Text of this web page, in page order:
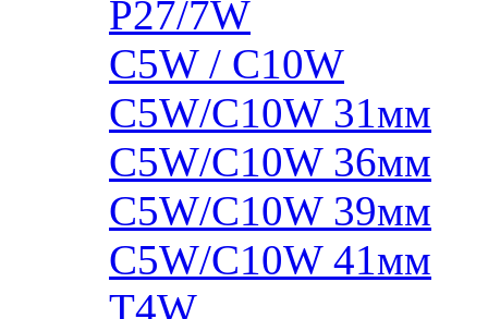
P27/7W
C5W / C10W
C5W/C10W 31мм
C5W/C10W 36мм
C5W/C10W 39мм
C5W/C10W 41мм
T4W